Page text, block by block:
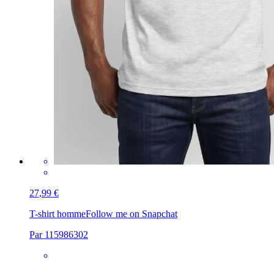
27,99 €
T-shirt hommeFollow me on Snapchat
Par 115986302